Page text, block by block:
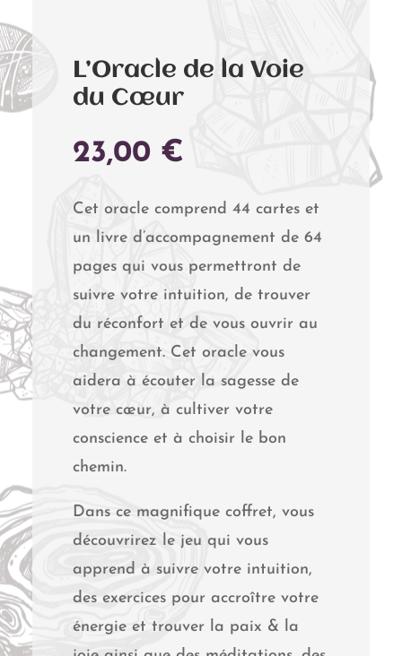
L’Oracle de la Voie
du Cœur
23,00 €
Cet oracle comprend 44 cartes et
un livre d’accompagnement de 64
pages qui vous permettront de
suivre votre intuition, de trouver
du réconfort et de vous ouvrir au
changement. Cet oracle vous
aidera à écouter la sagesse de
votre cœur, à cultiver votre
conscience et à choisir le bon
chemin.
Dans ce magnifique coffret, vous
découvrirez le jeu qui vous
apprend à suivre votre intuition,
des exercices pour accroître votre
énergie et trouver la paix & la